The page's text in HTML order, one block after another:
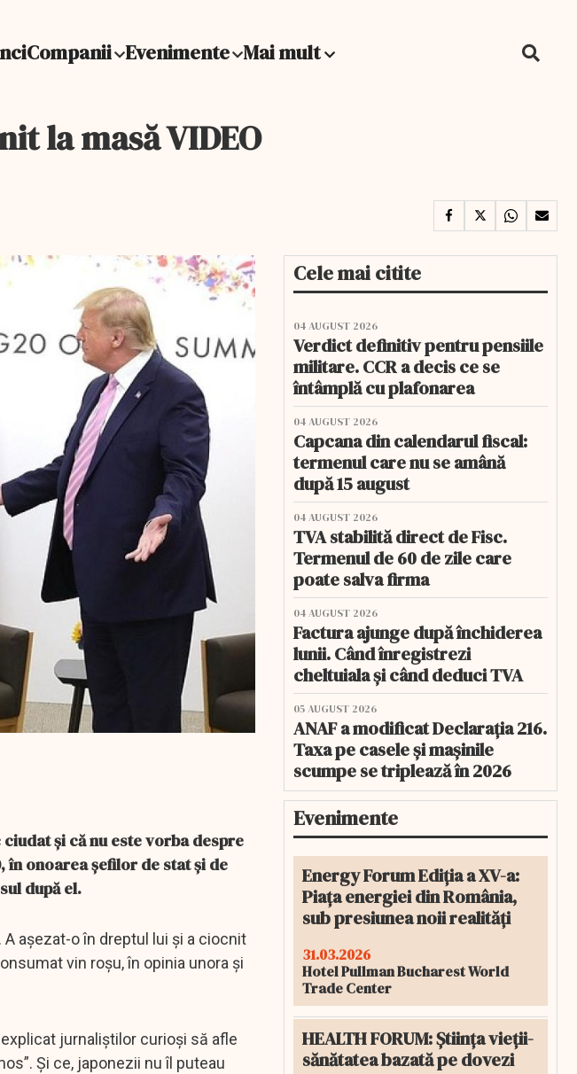
Companii Evenimente Mai mult
la masă VIDEO
și că nu este vorba despre
în onoarea șefilor de stat și de
după el.
așezat-o în dreptul lui și a ciocnit
vin roșu, în opinia unora și
jurnaliștilor curioși să afle
Și ce, japonezii nu îl puteau
Cele mai citite
04 AUGUST 2026
Verdict definitiv pentru pensiile
militare. CCR a decis ce se
întâmplă cu plafonarea
04 AUGUST 2026
Capcana din calendarul fiscal:
termenul care nu se amână
după 15 august
04 AUGUST 2026
TVA stabilită direct de Fisc.
Termenul de 60 de zile care
poate salva firma
04 AUGUST 2026
Factura ajunge după închiderea
lunii. Când înregistrezi
cheltuiala și când deduci TVA
05 AUGUST 2026
ANAF a modificat Declarația 216.
Taxa pe casele și mașinile
scumpe se triplează în 2026
Evenimente
Energy Forum Ediția a XV-a:
Piața energiei din România,
sub presiunea noii realități
31.03.2026
Hotel Pullman Bucharest World
Trade Center
HEALTH FORUM: Știința vieții-
sănătatea bazată pe dovezi